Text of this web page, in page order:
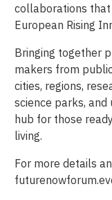
collaborations
European Rising
Bringing together
makers from
cities, regions,
science parks,
hub for those
living.
For more details